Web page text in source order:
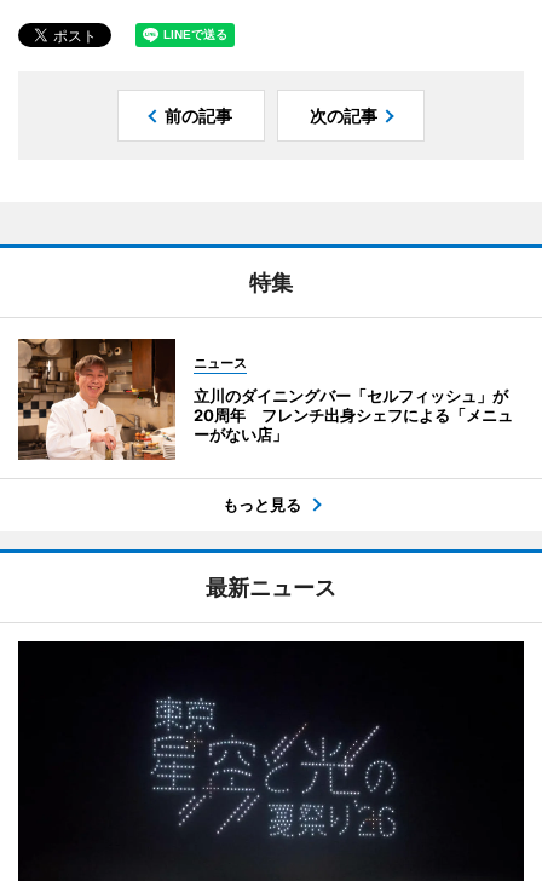
前の記事 次の記事
特集
ニュース
立川のダイニングバー「セルフィッシュ」が
20周年 フレンチ出身シェフによる「メニュ
ーがない店」
もっと見る
最新ニュース